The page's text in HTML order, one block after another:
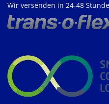
Wir versenden in 24-48